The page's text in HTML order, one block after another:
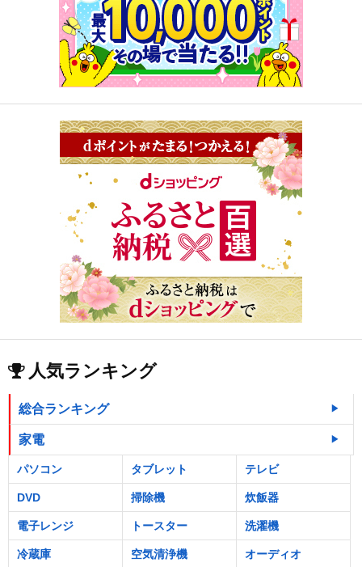
人気ランキング
総合ランキング
家電
パソコン タブレット テレビ
DVD 掃除機 炊飯器
電子レンジ トースター 洗濯機
冷蔵庫 空気清浄機 オーディオ